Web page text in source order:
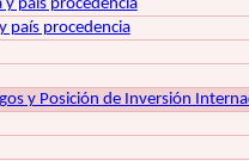
país procedencia
país procedencia
y Posición de Inversión